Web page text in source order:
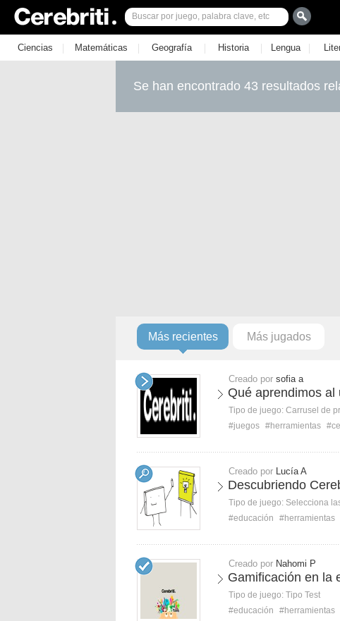
Ciencias | Matemáticas | Geografía | Historia | Lengua |
Se han encontrado 43 resultados
Más recientes Más jugados
Creado por sofia a
Qué aprendimos al
Tipo de juego: Carrusel de
#juegos #herramientas
Creado por Lucía A
Descubriendo
Tipo de juego: Selecciona
#educación
#herramientas
Creado por Nahomi P
Gamificación en la
Tipo de juego: Tipo Test
#educación
#herramientas